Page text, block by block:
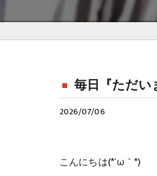
毎日『ただい
2026/07/06
こんにちは(*´ω｀*)